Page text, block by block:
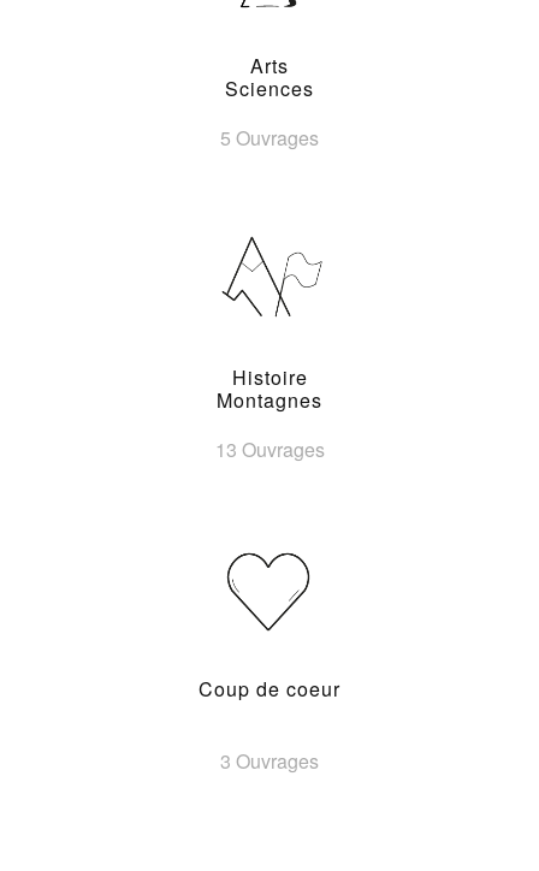
Arts
Sciences
5 Ouvrages
Histoire
Montagnes
13 Ouvrages
Coup de coeur
3 Ouvrages